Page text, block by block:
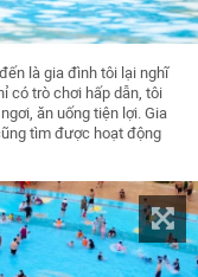
là gia đình tôi lại nghĩ
có trò chơi hấp dẫn, tôi
ăn uống tiện lợi. Gia
tìm được hoạt động